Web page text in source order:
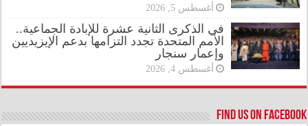
أغسطس 5, 2026
في الذكرى الثانية عشرة للإبادة الجماعية..
الأمم المتحدة تجدد التزامها بدعم الإيزيديين
وإعمار سنجار
أغسطس 4, 2026
Find us on Facebook